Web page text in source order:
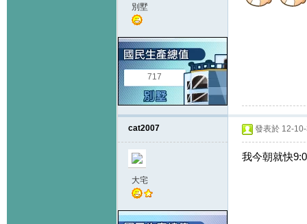
別墅
717
cat2007
大宅
發表於 12-
我今朝就快